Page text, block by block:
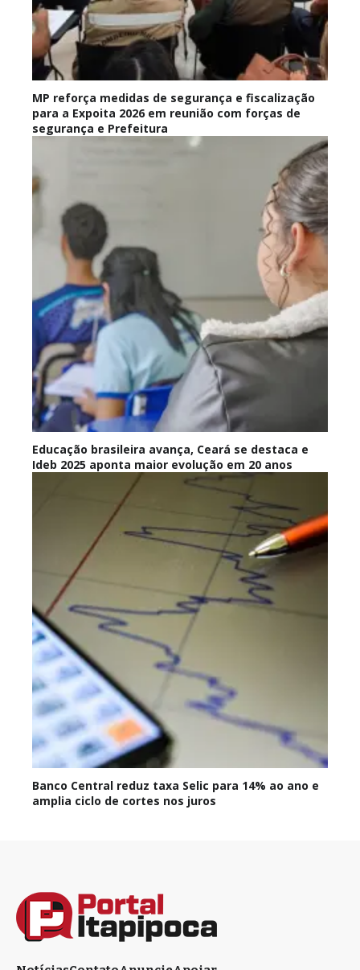
MP reforça medidas de segurança e fiscalização
para a Expoita 2026 em reunião com forças de
segurança e Prefeitura
Educação brasileira avança, Ceará se destaca e
Ideb 2025 aponta maior evolução em 20 anos
Banco Central reduz taxa Selic para 14% ao ano e
amplia ciclo de cortes nos juros